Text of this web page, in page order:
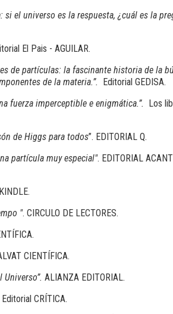
el universo es la respuesta, ¿cuál es la
El Pais - AGUILAR.
de partículas: la fascinante historia de la
de la materia.”. Editorial GEDISA.
fuerza imperceptible e enigmática.”. Los
de Higgs para todos”. EDITORIAL Q.
partícula muy especial". EDITORIAL
". CIRCULO DE LECTORES.
CIENTÍFICA.
ALIANZA EDITORIAL.
Editorial CRÍTICA.